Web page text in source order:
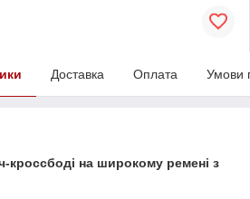
Доставка Оплата Умови
кроссбоді на широкому ремені з